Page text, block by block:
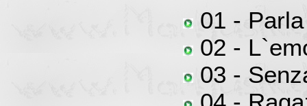
01 -
02 -
03 -